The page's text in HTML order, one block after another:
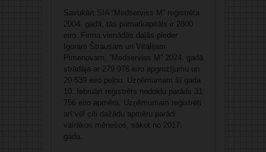
Savukārt SIA “Medserviss M” reģistrēta
2004. gadā, tās pamatkapitāls ir 2800
eiro. Firma vienādās daļās pieder
Igoram Štrausam un Vitālijam
Pimenovam. “Medserviss M” 2024. gadā
strādāja ar 279 976 eiro apgrozījumu un
20 539 eiro peļņu. Uzņēmumam šī gada
10. februārī reģistrēts nodokļu parāds 31
756 eiro apmērā. Uzņēmumam reģistrēti
arī vēl citi dažādu apmēru parādi
vairākos mēnešos, sākot no 2017.
gada.